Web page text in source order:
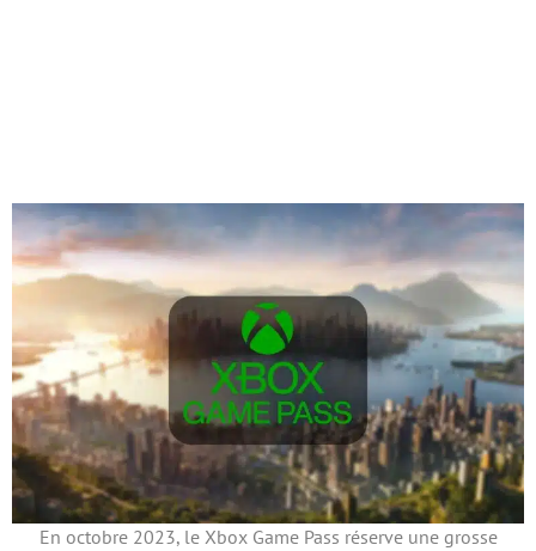
En octobre 2023, le Xbox Game Pass réserve une grosse